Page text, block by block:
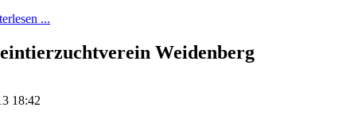
...
Weidenberg
18:42